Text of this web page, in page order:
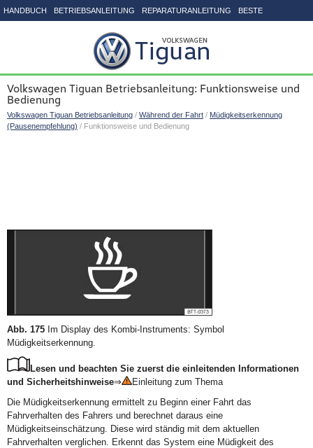
HANDBUCH BETRIEBSANLEITUNG REPARATURANLEITUNG BESTE
Volkswagen Tiguan Betriebsanleitung: Funktionsweise und
Bedienung
Volkswagen Tiguan Betriebsanleitung / Während der Fahrt / Müdigkeitserkennung
(Pausenempfehlung) / Funktionsweise und Bedienung
Abb. 175 Im Display des Kombi-Instruments: Symbol
Müdigkeitserkennung.
Lesen und beachten Sie zuerst die einleitenden Informationen
und Sicherheitshinweise⇒
Einleitung zum Thema
Die Müdigkeitserkennung ermittelt zu Beginn einer Fahrt das
Fahrverhalten des Fahrers und berechnet daraus eine
Müdigkeitseinschätzung. Diese wird ständig mit dem aktuellen
Fahrverhalten verglichen. Erkennt das System eine Müdigkeit des